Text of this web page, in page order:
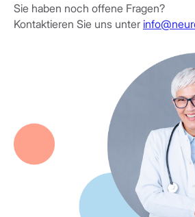
Sie haben noch offene Fragen?
Kontaktieren Sie uns unter